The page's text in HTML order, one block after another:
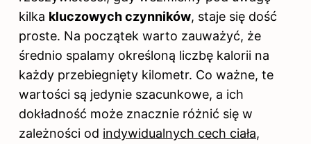
kilka kluczowych czynników, staje się dość
proste. Na początek warto zauważyć, że
średnio spalamy określoną liczbę kalorii na
każdy przebiegnięty kilometr. Co ważne, te
wartości są jedynie szacunkowe, a ich
dokładność może znacznie różnić się w
zależności od indywidualnych cech ciała,